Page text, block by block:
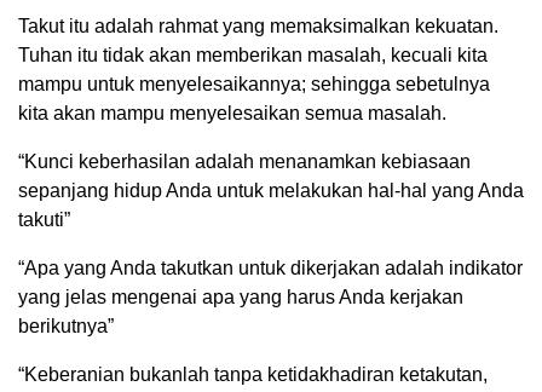
Takut itu adalah rahmat yang memaksimalkan kekuatan.
Tuhan itu tidak akan memberikan masalah, kecuali kita
mampu untuk menyelesaikannya; sehingga sebetulnya
kita akan mampu menyelesaikan semua masalah.
“Kunci keberhasilan adalah menanamkan kebiasaan
sepanjang hidup Anda untuk melakukan hal-hal yang Anda
takuti”
“Apa yang Anda takutkan untuk dikerjakan adalah indikator
yang jelas mengenai apa yang harus Anda kerjakan
berikutnya”
“Keberanian bukanlah tanpa ketidakhadiran ketakutan,